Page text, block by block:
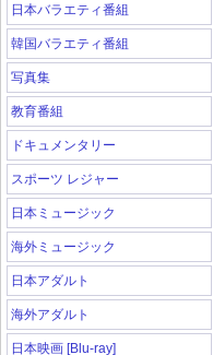
日本バラエティ番組
韓国バラエティ番組
写真集
教育番組
ドキュメンタリー
スポーツ レジャー
日本ミュージック
海外ミュージック
日本アダルト
海外アダルト
日本映画 [Blu-ray]